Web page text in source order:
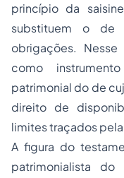
princípio da
substituem o
obrigações.
como
patrimonial do de
direito de
limites traçados
A figura do
patrimonialista